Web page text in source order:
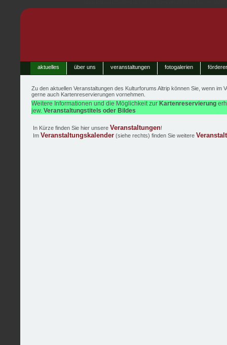
aktuelles über uns veranstaltungen fotogalerien förderer
Zu den aktuellen Veranstaltungen des Kulturforums Altrip können Sie, wenn im
gerne auch Kartenreservierungen vornehmen.
Weitere Informationen und die Möglichkeit zur Kartenreservierung
jew. Veranstaltungstitels oder Bildes
In Kürze finden Sie hier unsere Veranstaltungen!
Im Veranstaltungskalender (siehe rechts) finden Sie weitere